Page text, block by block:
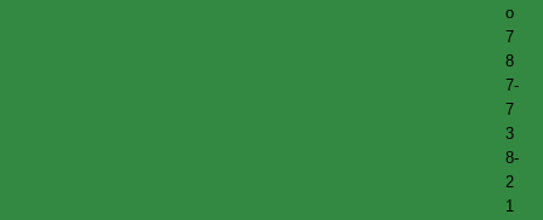
o
7
8
7-
7
3
8-
2
1